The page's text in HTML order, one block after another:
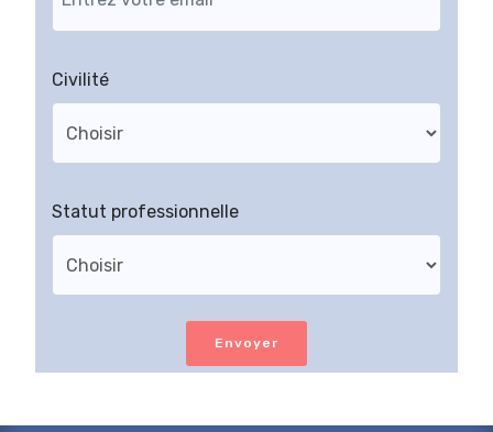
Civilité
Statut professionnelle
Envoyer